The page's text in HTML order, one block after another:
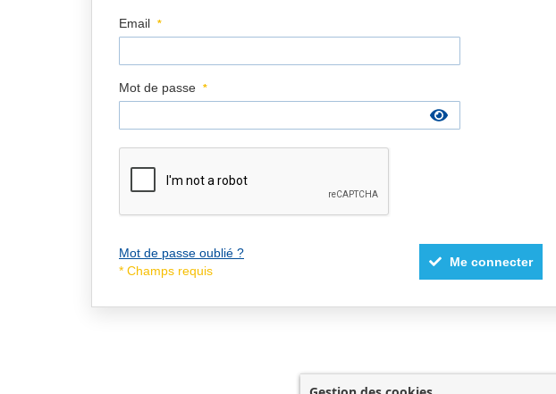
Email
Mot de passe
Mot de passe oublié ?
Me connecter